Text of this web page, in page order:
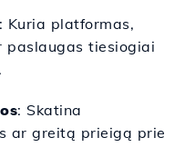
: Kuria platformas,
paslaugas tiesiogiai
: Skatina
ar greitą prieigą prie